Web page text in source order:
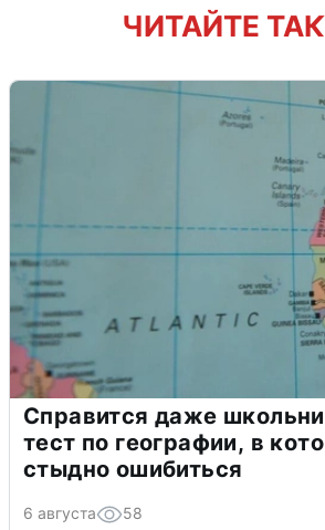
ЧИТАЙТЕ
Справится даже
тест по географии, в
стыдно ошибиться
6 августа 58